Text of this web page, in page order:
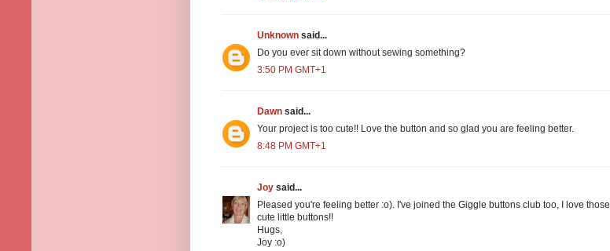
Unknown said...
Do you ever sit down without sewing something?
3:50 PM GMT+1
Dawn said...
Your project is too cute!! Love the button and so glad you are feeling better.
8:48 PM GMT+1
Joy said...
Pleased you're feeling better :o). I've joined the Giggle buttons club too, I love those
cute little buttons!!
Hugs,
Joy :o)